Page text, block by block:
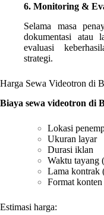
6. Monitoring &
Selama masa
dokumentasi atau
evaluasi
strategi.
Harga Sewa Videotron di
Biaya sewa videotron di
Lokasi
Ukuran layar
Durasi iklan
Waktu tayang
Lama kontrak
Format
Estimasi harga: